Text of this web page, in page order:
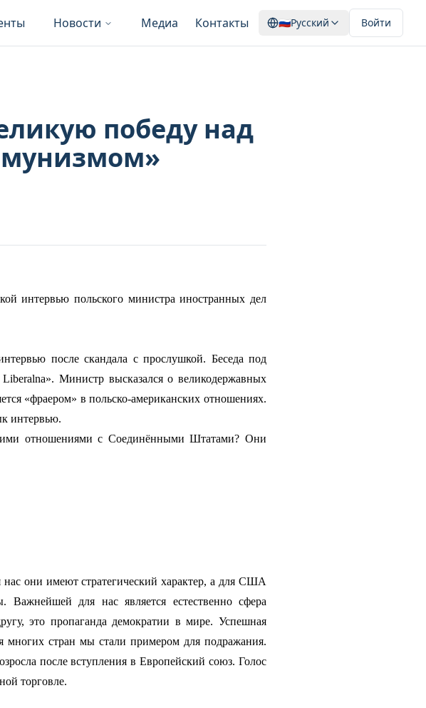
Новости Медиа Контакты 🇷🇺Русский Войти
победу над
интервью польского министра иностранных дел
после скандала с прослушкой. Беседа под
Министр высказался о великодержавных
«фраером» в польско-американских отношениях.
интервью.
отношениями с Соединёнными Штатами? Они
они имеют стратегический характер, а для США
для нас является естественно сфера
это пропаганда демократии в мире. Успешная
многих стран мы стали примером для подражания.
после вступления в Европейский союз. Голос
торговле.